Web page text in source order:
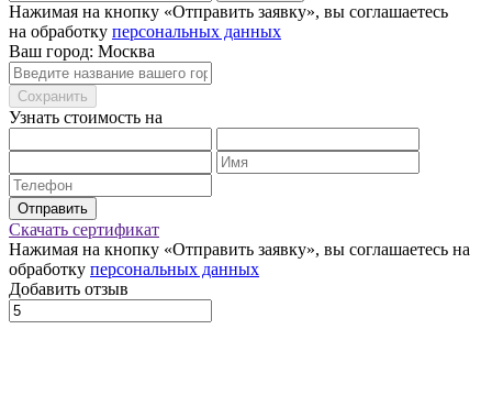
Нажимая на кнопку «Отправить заявку», вы соглашаетесь
на обработку персональных данных
Ваш город: Москва
Сохранить
Узнать стоимость на
Отправить
Скачать сертификат
Нажимая на кнопку «Отправить заявку», вы соглашаетесь на
обработку персональных данных
Добавить отзыв